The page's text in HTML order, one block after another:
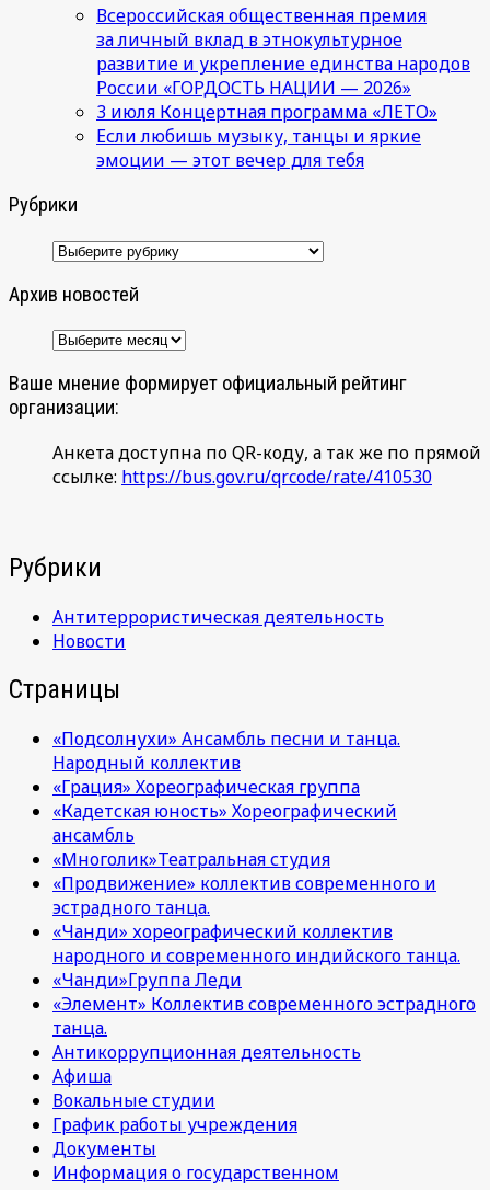
Всероссийская общественная премия
за личный вклад в этнокультурное
развитие и укрепление единства народов
России «ГОРДОСТЬ НАЦИИ — 2026»
3 июля Концертная программа «ЛЕТО»
Если любишь музыку, танцы и яркие
эмоции — этот вечер для тебя
Рубрики
Рубрики
Архив новостей
Архив
Ваше мнение формирует официальный рейтинг
организации:
Анкета доступна по QR-коду, а так же по прямой
ссылке: https://bus.gov.ru/qrcode/rate/410530
Рубрики
Антитеррористическая деятельность
Новости
Страницы
«Подсолнухи» Ансамбль песни и танца.
Народный коллектив
«Грация» Хореографическая группа
«Кадетская юность» Хореографический
ансамбль
«Многолик»Театральная студия
«Продвижение» коллектив современного и
эстрадного танца.
«Чанди» хореографический коллектив
народного и современного индийского танца.
«Чанди»Группа Леди
«Элемент» Коллектив современного эстрадного
танца.
Антикоррупционная деятельность
Афиша
Вокальные студии
График работы учреждения
Документы
Информация о государственном